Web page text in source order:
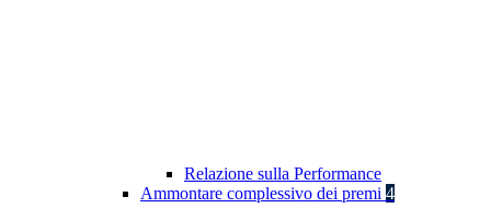
Relazione sulla Performance
Ammontare complessivo dei premi 4